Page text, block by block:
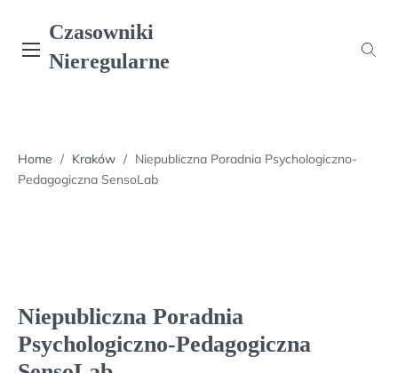
content
Czasowniki
Nieregularne
Home / Kraków / Niepubliczna Poradnia Psychologiczno-
Pedagogiczna SensoLab
Niepubliczna Poradnia
Psychologiczno-Pedagogiczna